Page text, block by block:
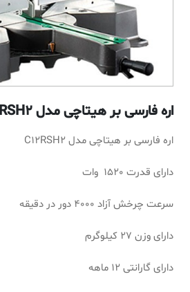
اره فارسی بر هیتاچی مدل C12RSH2
اره فارسی بر هیتاچی مدل C12RSH2
دارای قدرت 1520 وات
سرعت چرخش آزاد 4000 دور در دقیقه
دارای وزن 27 کیلوگرم
دارای گارانتی 12 ماهه